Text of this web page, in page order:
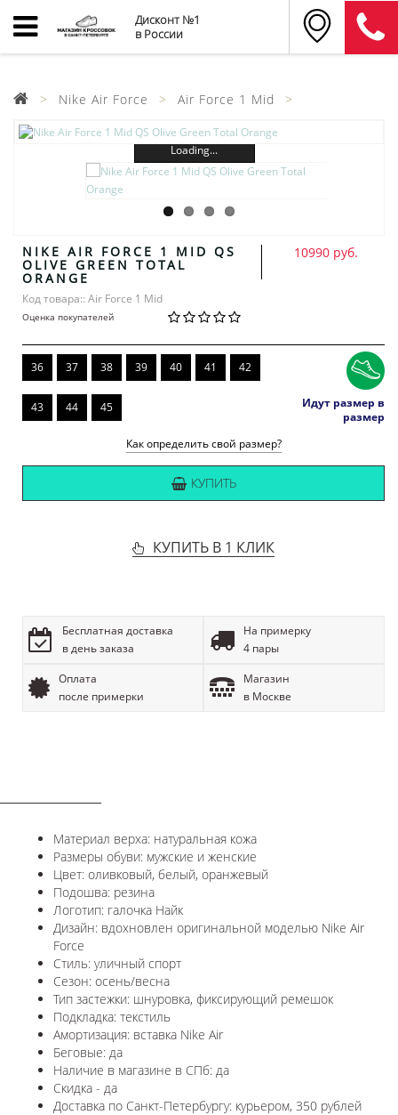
Дисконт №1
в России
Nike Air Force Air Force 1 Mid
Loading...
NIKE AIR FORCE 1 MID QS
OLIVE GREEN TOTAL
ORANGE
Код товара:: Air Force 1 Mid
Оценка покупателей
10990 руб.
36 37 38 39 40 41 42
43 44 45
Идут размер в
размер
Как определить свой размер?
КУПИТЬ
КУПИТЬ В 1 КЛИК
Бесплатная доставка
в день заказа
На примерку
4 пары
Оплата
после примерки
Магазин
в Москве
Материал верха: натуральная кожа
Размеры обуви: мужские и женские
Цвет: оливковый, белый, оранжевый
Подошва: резина
Логотип: галочка Найк
Дизайн: вдохновлен оригинальной моделью Nike Air
Force
Стиль: уличный спорт
Сезон: осень/весна
Тип застежки: шнуровка, фиксирующий ремешок
Подкладка: текстиль
Амортизация: вставка Nike Air
Беговые: да
Наличие в магазине в СПб: да
Скидка - да
Доставка по Санкт-Петербургу: курьером, 350 рублей